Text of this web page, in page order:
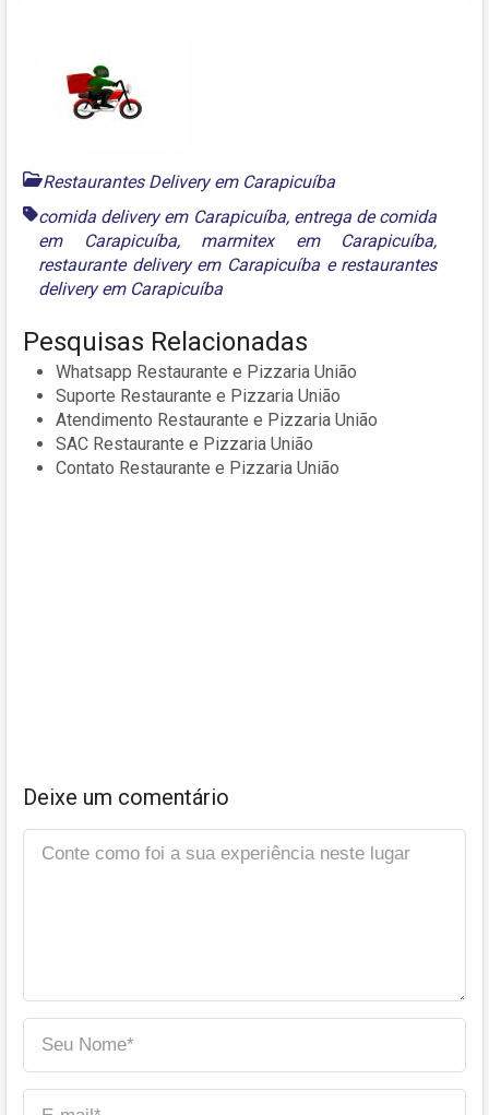
Restaurantes Delivery em Carapicuíba
comida delivery em Carapicuíba, entrega de comida
em Carapicuíba, marmitex em Carapicuíba,
restaurante delivery em Carapicuíba e restaurantes
delivery em Carapicuíba
Pesquisas Relacionadas
Whatsapp Restaurante e Pizzaria União
Suporte Restaurante e Pizzaria União
Atendimento Restaurante e Pizzaria União
SAC Restaurante e Pizzaria União
Contato Restaurante e Pizzaria União
Deixe um comentário